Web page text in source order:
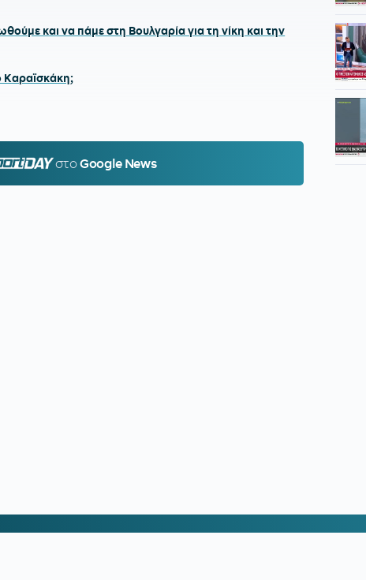
και να πάμε στη Βουλγαρία για τη νίκη και την
Καραϊσκάκη;
στοGoogle News